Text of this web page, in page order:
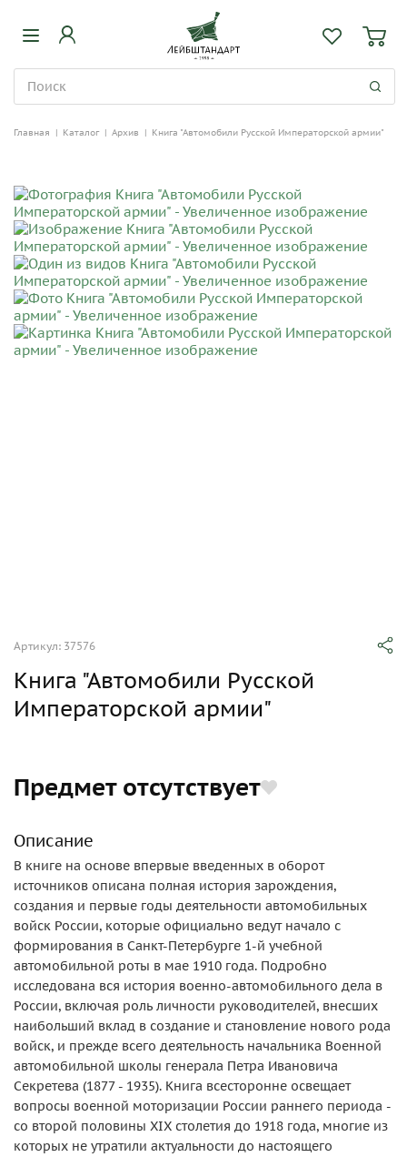
Главная | Каталог | Архив | Книга "Автомобили Русской Императорской армии"
Артикул: 37576
Книга "Автомобили Русской
Императорской армии"
Предмет отсутствует
Описание
В книге на основе впервые введенных в оборот
источников описана полная история зарождения,
создания и первые годы деятельности автомобильных
войск России, которые официально ведут начало с
формирования в Санкт-Петербурге 1-й учебной
автомобильной роты в мае 1910 года. Подробно
исследована вся история военно-автомобильного дела в
России, включая роль личности руководителей, внесших
наибольший вклад в создание и становление нового рода
войск, и прежде всего деятельность начальника Военной
автомобильной школы генерала Петра Ивановича
Секретева (1877 - 1935). Книга всесторонне освещает
вопросы военной моторизации России раннего периода -
со второй половины XIX столетия до 1918 года, многие из
которых не утратили актуальности до настоящего